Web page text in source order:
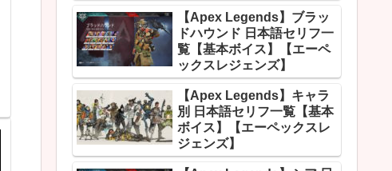
【Apex Legends】ブラッ
ドハウンド 日本語セリフ一
覧【基本ボイス】【エーペ
ックスレジェンズ】
【Apex Legends】キャラ
別 日本語セリフ一覧【基本
ボイス】【エーペックスレ
ジェンズ】